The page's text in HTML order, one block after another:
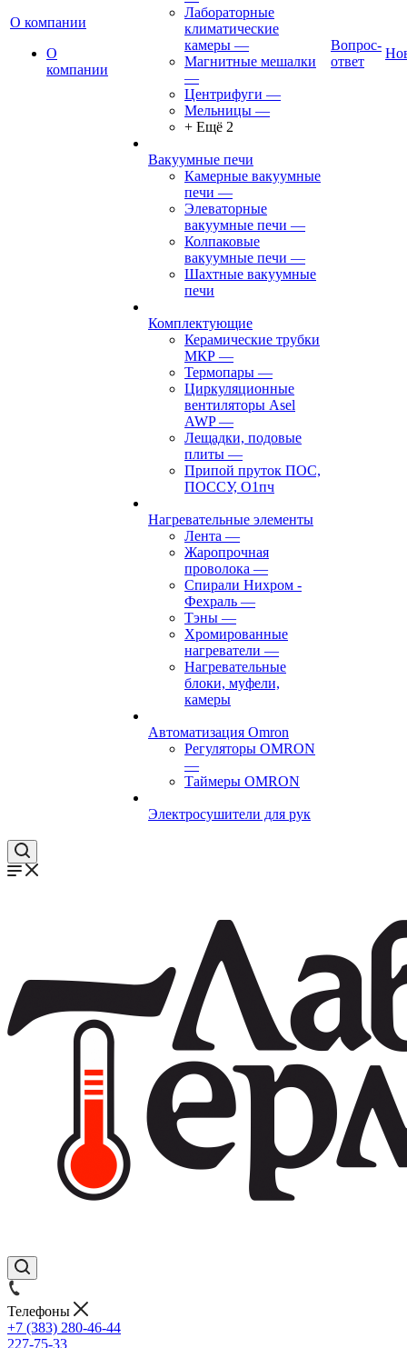
О компании
О
компании
Лабораторные
климатические
камеры —
Магнитные мешалки
—
Центрифуги —
Мельницы —
+ Ещё 2
Вакуумные печи
Камерные вакуумные
печи —
Элеваторные
вакуумные печи —
Колпаковые
вакуумные печи —
Шахтные вакуумные
печи
Комплектующие
Керамические трубки
МКР —
Термопары —
Циркуляционные
вентиляторы Asel
AWP—
Лещадки, подовые
плиты —
Припой пруток ПОС,
ПОССУ, О1пч
Нагревательные элементы
Лента —
Жаропрочная
проволока —
Спирали Нихром -
Фехраль —
Тэны —
Хромированные
нагреватели —
Нагревательные
блоки, муфели,
камеры
Автоматизация Omron
Регуляторы OMRON
—
Таймеры OMRON
Электросушители для рук
Вопрос-
ответ
Телефоны
+7 (383) 280-46-44
227-75-33